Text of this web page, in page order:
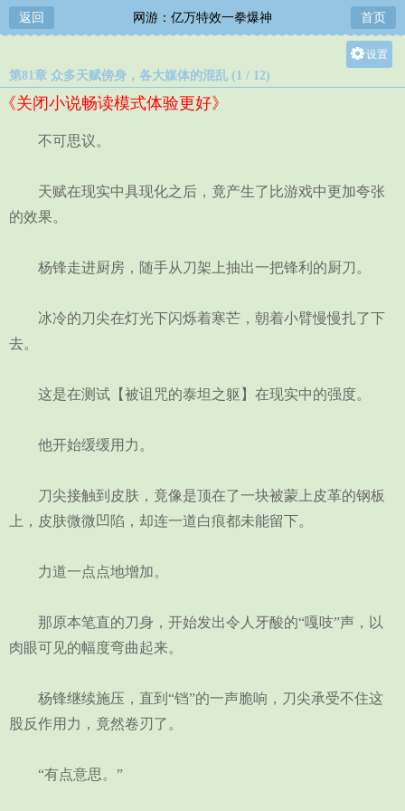
返回 网游：亿万特效一拳爆神 首页
设置
第81章 众多天赋傍身，各大媒体的混乱 (1 / 12)
《关闭小说畅读模式体验更好》
不可思议。
天赋在现实中具现化之后，竟产生了比游戏中更加夸张
的效果。
杨锋走进厨房，随手从刀架上抽出一把锋利的厨刀。
冰冷的刀尖在灯光下闪烁着寒芒，朝着小臂慢慢扎了下
去。
这是在测试【被诅咒的泰坦之躯】在现实中的强度。
他开始缓缓用力。
刀尖接触到皮肤，竟像是顶在了一块被蒙上皮革的钢板
上，皮肤微微凹陷，却连一道白痕都未能留下。
力道一点点地增加。
那原本笔直的刀身，开始发出令人牙酸的“嘎吱”声，以
肉眼可见的幅度弯曲起来。
杨锋继续施压，直到“铛”的一声脆响，刀尖承受不住这
股反作用力，竟然卷刃了。
“有点意思。”